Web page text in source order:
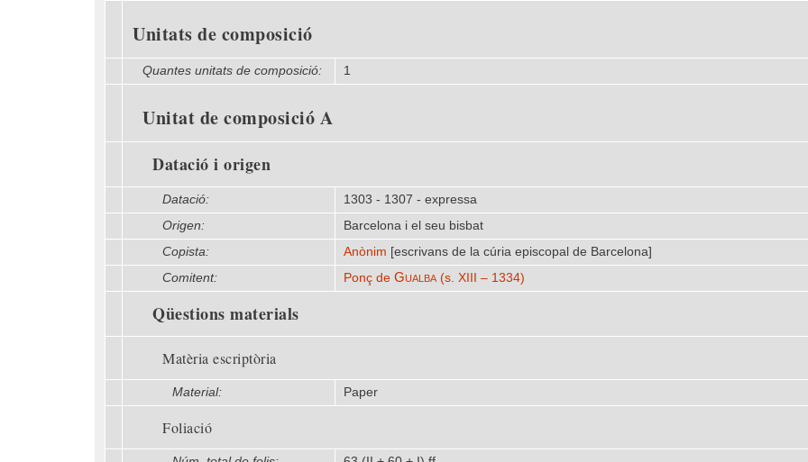
Unitats de composició
Quantes unitats de composició: 1
Unitat de composició A
Datació i origen
Datació:
1303 - 1307 - expressa
Origen:
Barcelona i el seu bisbat
Copista:
Anònim [escrivans de la cúria episcopal de Barcelona]
Comitent:
Ponç de Gualba(s. XIII – 1334)
Qüestions materials
Matèria escriptòria
Material: Paper
Foliació